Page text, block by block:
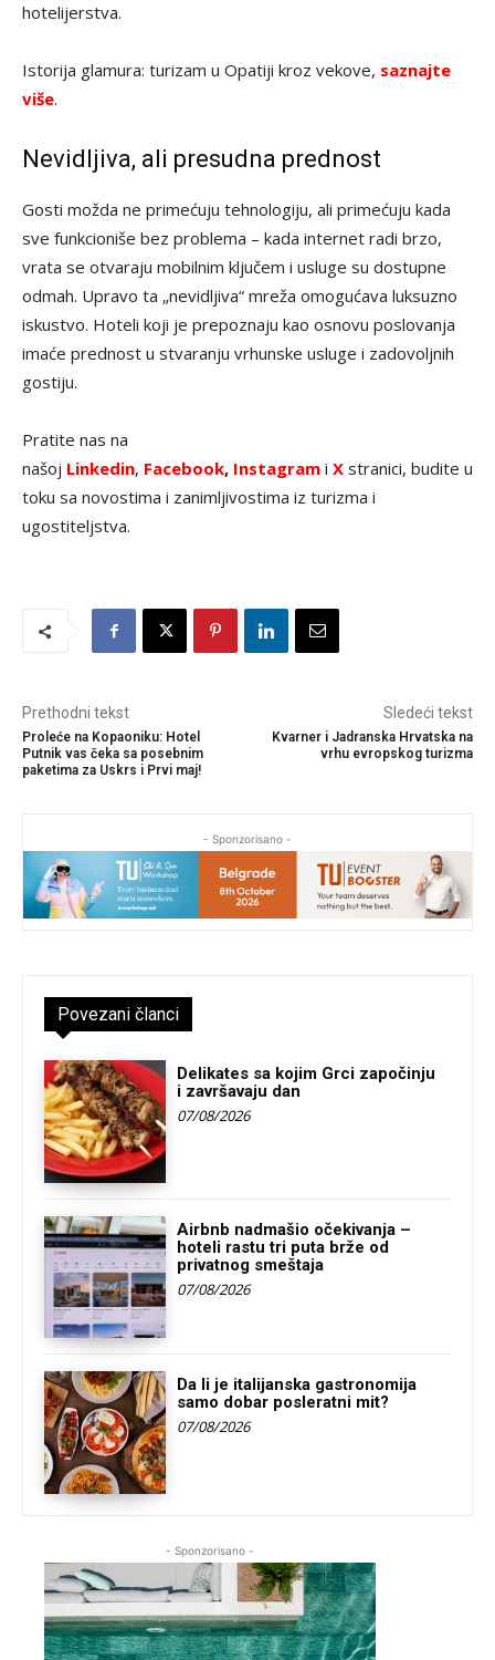
hotelijerstva.
Istorija glamura: turizam u Opatiji kroz vekove, saznajte
više.
Nevidljiva, ali presudna prednost
Gosti možda ne primećuju tehnologiju, ali primećuju kada
sve funkcioniše bez problema – kada internet radi brzo,
vrata se otvaraju mobilnim ključem i usluge su dostupne
odmah. Upravo ta „nevidljiva“ mreža omogućava luksuzno
iskustvo. Hoteli koji je prepoznaju kao osnovu poslovanja
imaće prednost u stvaranju vrhunske usluge i zadovoljnih
gostiju.
Pratite nas na
našoj Linkedin, Facebook, Instagram i X stranici, budite u
toku sa novostima i zanimljivostima iz turizma i
ugostiteljstva.
Prethodni tekst
Proleće na Kopaoniku: Hotel
Putnik vas čeka sa posebnim
paketima za Uskrs i Prvi maj!
Sledeći tekst
Kvarner i Jadranska Hrvatska na
vrhu evropskog turizma
- Sponzorisano -
Povezani članci
Delikates sa kojim Grci započinju
i završavaju dan
07/08/2026
Airbnb nadmašio očekivanja –
hoteli rastu tri puta brže od
privatnog smeštaja
07/08/2026
Da li je italijanska gastronomija
samo dobar posleratni mit?
07/08/2026
- Sponzorisano -